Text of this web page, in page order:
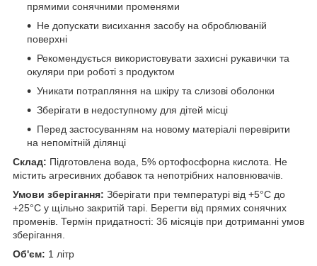
прямими сонячними променями
Не допускати висихання засобу на оброблюваній
поверхні
Рекомендується використовувати захисні рукавички та
окуляри при роботі з продуктом
Уникати потрапляння на шкіру та слизові оболонки
Зберігати в недоступному для дітей місці
Перед застосуванням на новому матеріалі перевірити
на непомітній ділянці
Склад: Підготовлена вода, 5% ортофосфорна кислота. Не
містить агресивних добавок та непотрібних наповнювачів.
Умови зберігання: Зберігати при температурі від +5°C до
+25°C у щільно закритій тарі. Берегти від прямих сонячних
променів. Термін придатності: 36 місяців при дотриманні умов
зберігання.
Об'єм: 1 літр